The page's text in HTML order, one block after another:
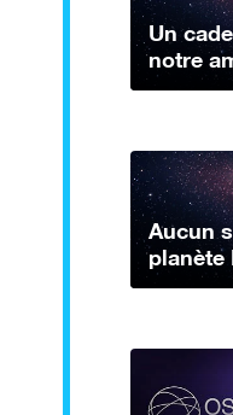
Un
notre
Aucun
planète